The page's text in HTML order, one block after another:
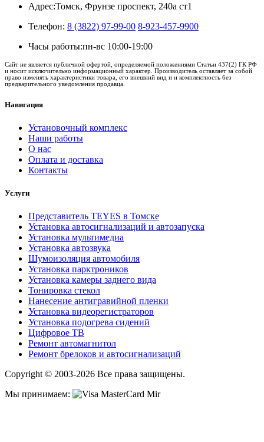
Адрес:Томск, Фрунзе проспект, 240а ст1
Телефон: 8 (3822) 97-99-00 8-923-457-9900
Часы работы:пн-вс 10:00-19:00
Сайт не является публичной офертой, определяемой положениями Статьи 437(2) ГК РФ
и носит исключительно информационный характер. Производитель оставляет за собой
право изменять характеристики товара, его внешний вид и и комплектность без
предварительного уведомления продавца.
Навигация
Установочный комплекс
Наши работы
О нас
Оплата и доставка
Контакты
Услуги
Представитель TEYES в Томске
Установка автосигнализаций и автозапуска
Установка мультимедиа
Установка автозвука
Шумоизоляция автомобиля
Установка парктроников
Установка камеры заднего вида
Тонировка стекол
Нанесение антигравийной пленки
Установка видеорегистраторов
Установка подогрева сидений
Цифровое ТВ
Ремонт автомагнитол
Ремонт брелоков и автосигнализаций
Copyright © 2003-2026 Все права защищены.
Мы принимаем: